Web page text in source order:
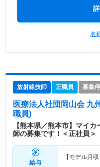
名
放射線技師 正職員 募集
医療法人社団岡山会 九
職員)
【熊本県／熊本市】マイ
師の募集です！＜正社員＞
給与
【モデル月収